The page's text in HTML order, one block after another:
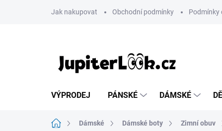
Jak nakupovat Obchodní podmínky Podmínky
VÝPRODEJ PÁNSKÉ DÁMSKÉ
Domů Dámské Dámské boty Zimní obuv